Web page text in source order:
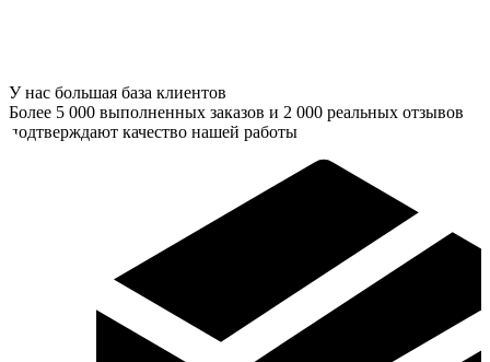
У нас большая база клиентов
Более 5 000 выполненных заказов и 2 000 реальных отзывов
подтверждают качество нашей работы